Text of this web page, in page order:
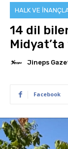
HALK VE
14 dil
Jineps
Facebook